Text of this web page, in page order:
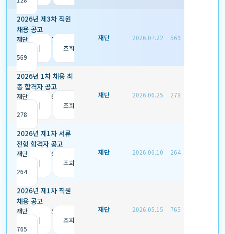
2026년 제3차 직원
채용 공고
재단| 2026.07.22
|
조회
569
재단 2026.07.22 569
2026년 1차 채용 최
종 합격자 공고
재단 2026.06.25
|
조회
278
재단 2026.06.25 278
2026년 제1차 서류
전형 합격자 공고
재단 2026.06.10
|
조회
264
재단 2026.06.10 264
2026년 제1차 직원
채용 공고
재단 2026.05.15
|
조회
765
재단 2026.05.15 765